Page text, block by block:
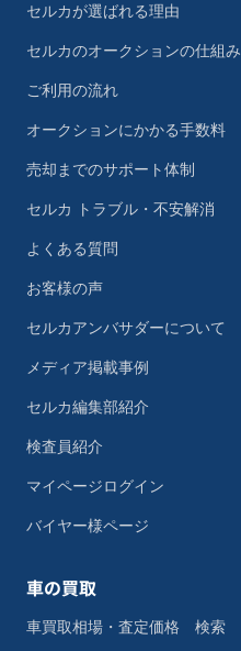
セルカが選ばれる理由
セルカのオークションの仕組み
ご利用の流れ
オークションにかかる手数料
売却までのサポート体制
セルカ トラブル・不安解消
よくある質問
お客様の声
セルカアンバサダーについて
メディア掲載事例
セルカ編集部紹介
検査員紹介
マイページログイン
バイヤー様ページ
車の買取
車買取相場・査定価格 検索